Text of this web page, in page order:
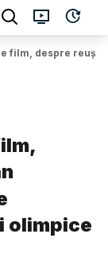
film, despre
olimpice